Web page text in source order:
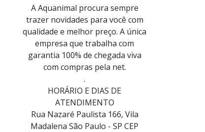
A Aquanimal procura sempre
trazer novidades para você com
qualidade e melhor preço. A única
empresa que trabalha com
garantia 100% de chegada viva
com compras pela net.
.
HORÁRIO E DIAS DE
ATENDIMENTO
Rua Nazaré Paulista 166, Vila
Madalena São Paulo - SP CEP